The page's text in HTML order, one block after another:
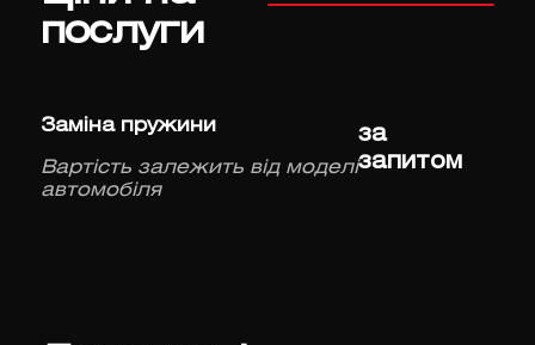
послуги
Заміна пружини
Вартість залежить від моделі
автомобіля
за
запитом